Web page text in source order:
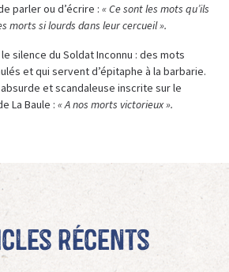
parler ou d’écrire : « Ce sont les mots qu’ils
morts si lourds dans leur cercueil ».
silence du Soldat Inconnu : des mots
et qui servent d’épitaphe à la barbarie.
et scandaleuse inscrite sur le
La Baule : « A nos morts victorieux ».
récents